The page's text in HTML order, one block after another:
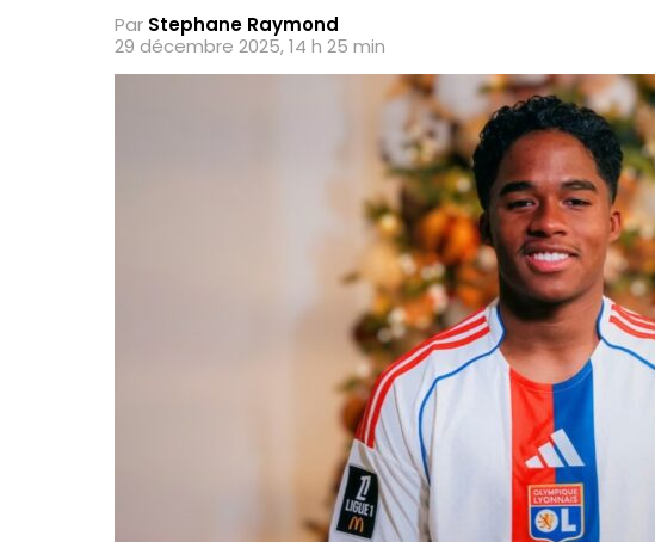
Par Stephane Raymond
29 décembre 2025, 14 h 25 min